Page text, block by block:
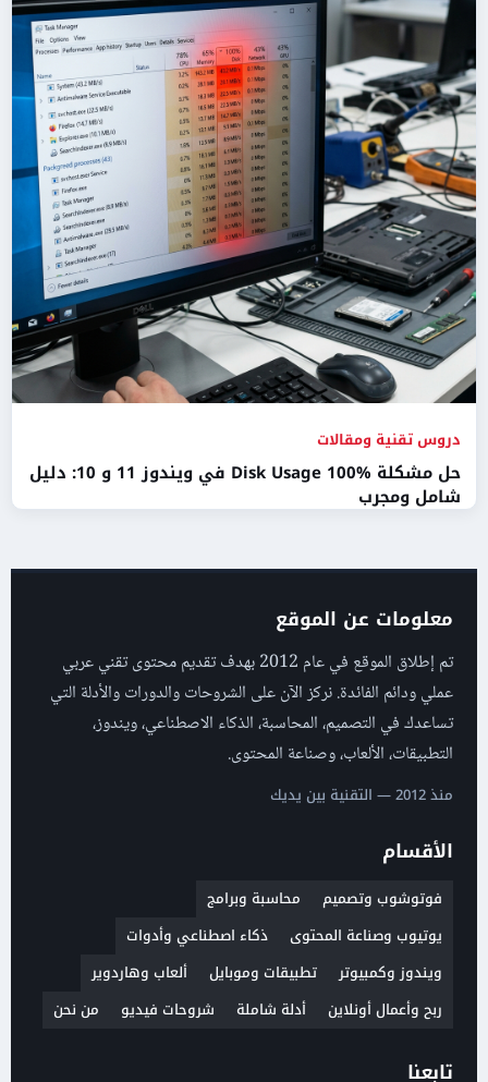
دروس تقنية ومقالات
حل مشكلة Disk Usage 100% في ويندوز 11 و 10: دليل
شامل ومجرب
معلومات عن الموقع
تم إطلاق الموقع في عام 2012 بهدف تقديم محتوى تقني عربي
عملي ودائم الفائدة. نركز الآن على الشروحات والدورات والأدلة التي
تساعدك في التصميم، المحاسبة، الذكاء الاصطناعي، ويندوز،
التطبيقات، الألعاب، وصناعة المحتوى.
منذ 2012 — التقنية بين يديك
الأقسام
فوتوشوب وتصميم
محاسبة وبرامج
يوتيوب وصناعة المحتوى
ذكاء اصطناعي وأدوات
ويندوز وكمبيوتر
تطبيقات وموبايل
ألعاب وهاردوير
ربح وأعمال أونلاين
أدلة شاملة شروحات فيديو من نحن
تابعنا